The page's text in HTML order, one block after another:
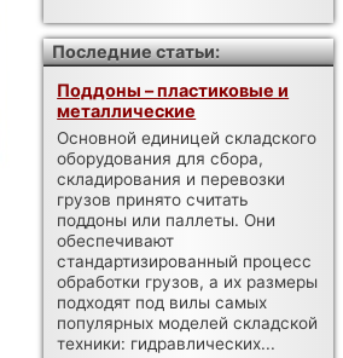
Последние статьи:
Поддоны – пластиковые и
металлические
Основной единицей складского
оборудования для сбора,
складирования и перевозки
грузов принято считать
поддоны или паллеты. Они
обеспечивают
стандартизированный процесс
обработки грузов, а их размеры
подходят под вилы самых
популярных моделей складской
техники: гидравлических...